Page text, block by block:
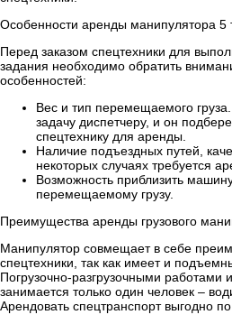
Особенности аренды манипулятора 5
Перед заказом спецтехники для
задания необходимо обратить
особенностей:
Вес и тип перемещаемого
задачу диспетчеру, и он
спецтехнику для аренды.
Наличие подъездных путей,
некоторых случаях требуется
Возможность приблизить
перемещаемому грузу.
Преимущества аренды грузового
Манипулятор совмещает в себе
спецтехники, так как имеет и
Погрузочно-разгрузочными работами
занимается только один человек –
Арендовать спецтранспорт выгодно